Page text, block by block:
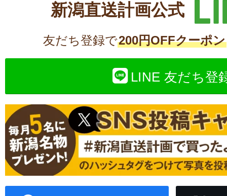
新潟直送計画公式
友だち登録で200円OFFクーポン
LINE 友だち登